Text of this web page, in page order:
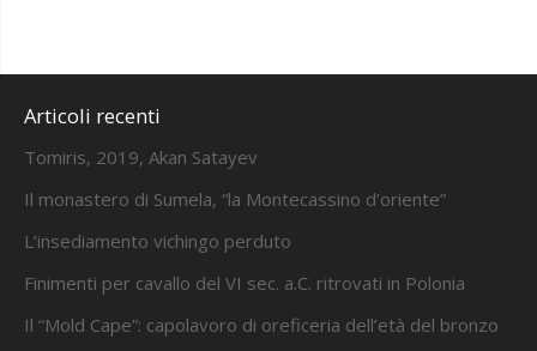
Articoli recenti
Tomiris, 2019, Akan Satayev
Il monastero di Sumela, “la Montecassino d’oriente”
L’insediamento vichingo perduto
Finimenti per cavallo del VI sec. a.C. ritrovati in Polonia
Il “Mold Cape”: capolavoro di oreficeria dell’età del bronzo